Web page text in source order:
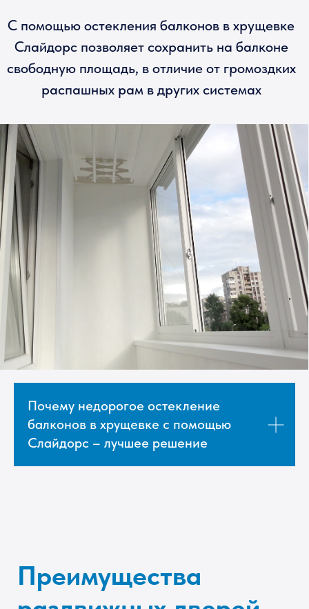
Почему недорогое остекление
балконов в хрущевке с помощью
Слайдорс – лучшее решение
балконов в хрущевках намного меньше, чем
предоставляемый ими уровень комфорта,
включая дополнительное жилое
пространство
Цена
Преимущества
раздвижных дверей
Слайдорс